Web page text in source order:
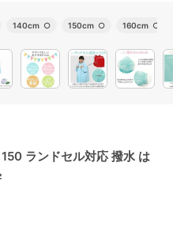
140cm ○ 150cm ○ 160cm ○
ランドセル対応 撥水 は